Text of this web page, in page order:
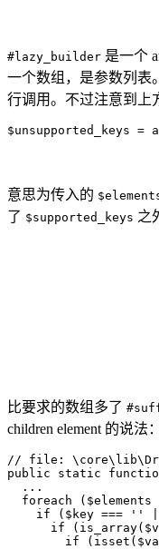
#lazy_builder 是一个
一个数组，是参数列表
行调用。不过注意到上
意思为传入的
了 $supported_keys 之
比要求的数组多了
children element 的说法：
// file:
public static
  ...
foreach ($elements
if ($key === ''
if
if